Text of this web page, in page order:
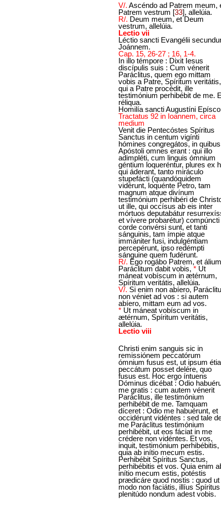
V/. Ascéndo ad Patrem meum,
Patrem vestrum [33], allelúia.
R/. Deum meum, et Deum
vestrum, allelúia.
Lectio vii
Léctio sancti Evangélii
Joánnem.
Cap. 15, 26-27 ; 16, 1-4.
In illo témpore : Dixit Iesus
discípulis suis : Cum vénerit
Paráclitus, quem ego mittam
vobis a Patre, Spíritum veritátis,
qui a Patre procédit, ille
testimónium perhibébit de me.
réliqua.
Homilía sancti Augustíni
Tractatus 92 in Ioannem, circa
medium
Venit die Pentecóstes Spíritus
Sanctus in centum vigínti
hómines congregátos, in
Apóstoli omnes erant : qui illo
adimpléti, cum linguis ómnium
géntium loqueréntur, plures ex
qui áderant, tanto miráculo
stupefácti (quandóquidem
vidérunt, loquénte Petro, tam
magnum atque divínum
testimónium perhibéri de
ut ille, qui occísus ab eis inter
mórtuos deputabátur
et vívere probarétur) compúncti
corde convérsi sunt, et tanti
sánguinis, tam ímpie atque
immániter fusi, indulgéntiam
percepérunt, ipso redémpti
sánguine quem fudérunt.
R/. Ego rogábo Patrem, et álium
Paráclitum dabit vobis, * Ut
máneat vobíscum in ætérnum,
Spíritum veritátis, allelúia.
V/. Si enim non abíero,
non véniet ad vos : si autem
abíero, mittam eum ad vos.
* Ut máneat vobíscum in
ætérnum, Spíritum veritátis,
allelúia.
Lectio viii
Christi enim sanguis sic in
remissiónem peccatórum
ómnium fusus est, ut ipsum
peccátum posset delére, quo
fusus est. Hoc ergo íntuens
Dóminus dicébat : Odio
me gratis : cum autem vénerit
Paráclitus, ille testimónium
perhibébit de me. Tamquam
díceret : Odio me habuérunt, et
occidérunt vidéntes : sed tale
me Paráclitus testimónium
perhibébit, ut eos fáciat in me
crédere non vidéntes. Et vos,
inquit, testimónium perhibébitis,
quia ab inítio mecum estis.
Perhibébit Spíritus Sanctus,
perhibébitis et vos. Quia enim
inítio mecum estis, potéstis
prædicáre quod nostis : quod ut
modo non faciátis, illíus Spíritus
plenitúdo nondum adest vobis.